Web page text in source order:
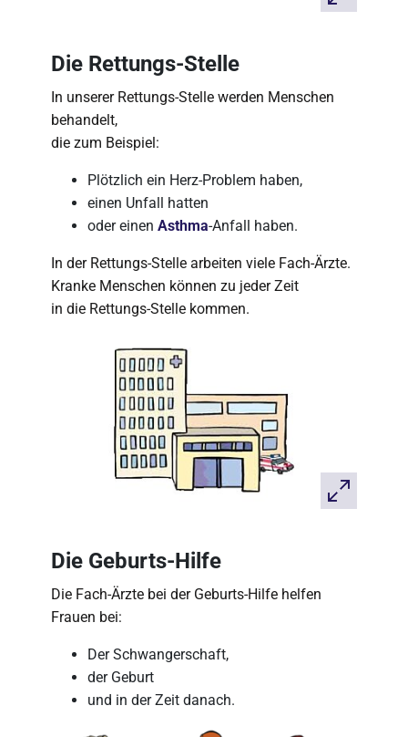
Die Rettungs-Stelle
In unserer Rettungs-Stelle werden Menschen
behandelt,
die zum Beispiel:
Plötzlich ein Herz-Problem haben,
einen Unfall hatten
oder einen Asthma-Anfall haben.
In der Rettungs-Stelle arbeiten viele Fach-Ärzte.
Kranke Menschen können zu jeder Zeit
in die Rettungs-Stelle kommen.
Die Geburts-Hilfe
Die Fach-Ärzte bei der Geburts-Hilfe helfen
Frauen bei:
Der Schwangerschaft,
der Geburt
und in der Zeit danach.